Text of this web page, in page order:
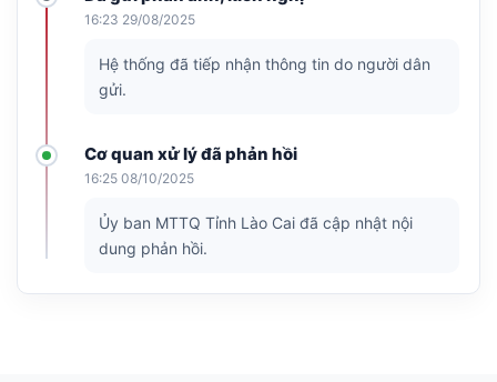
16:23 29/08/2025
Hệ thống đã tiếp nhận thông tin do người dân
gửi.
Cơ quan xử lý đã phản hồi
16:25 08/10/2025
Ủy ban MTTQ Tỉnh Lào Cai đã cập nhật nội
dung phản hồi.